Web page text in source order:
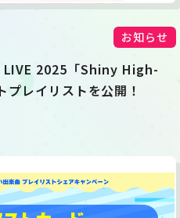
お知らせ
2025「Shiny High-
レイリストを公開！